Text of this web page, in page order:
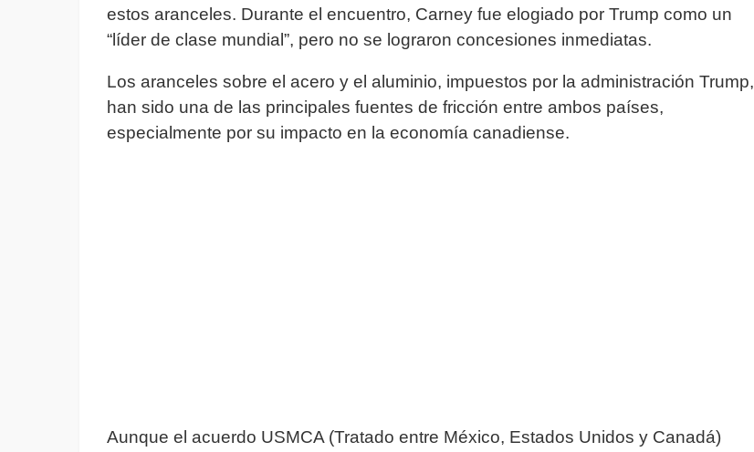
estos aranceles. Durante el encuentro, Carney fue elogiado por Trump como un
“líder de clase mundial”, pero no se lograron concesiones inmediatas.
Los aranceles sobre el acero y el aluminio, impuestos por la administración Trump,
han sido una de las principales fuentes de fricción entre ambos países,
especialmente por su impacto en la economía canadiense.
Aunque el acuerdo USMCA (Tratado entre México, Estados Unidos y Canadá)